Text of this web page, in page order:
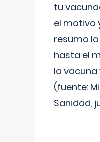
tu
el motivo
resumo
hasta el
la
(fuente:
Sanidad,